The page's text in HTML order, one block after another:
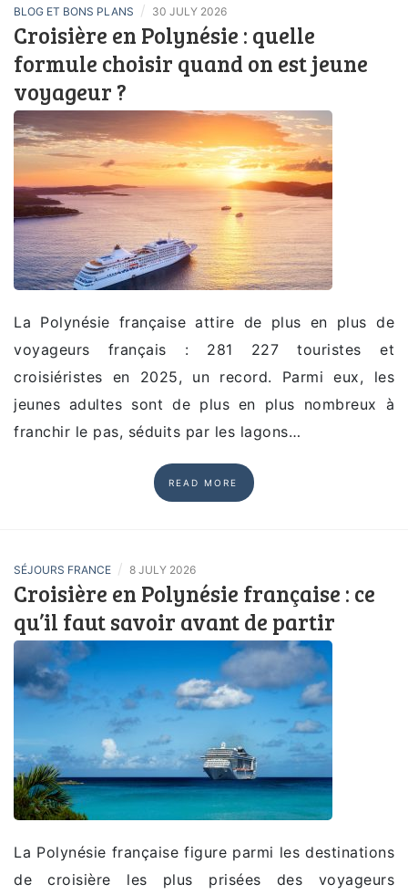
BLOG ET BONS PLANS / 30 JULY 2026
Croisière en Polynésie : quelle
formule choisir quand on est jeune
voyageur ?
La Polynésie française attire de plus en plus de
voyageurs français : 281 227 touristes et
croisiéristes en 2025, un record. Parmi eux, les
jeunes adultes sont de plus en plus nombreux à
franchir le pas, séduits par les lagons…
READ MORE
SÉJOURS FRANCE / 8 JULY 2026
Croisière en Polynésie française : ce
qu’il faut savoir avant de partir
La Polynésie française figure parmi les destinations
de croisière les plus prisées des voyageurs